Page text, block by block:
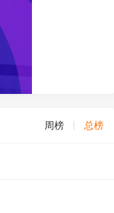
周榜 总榜